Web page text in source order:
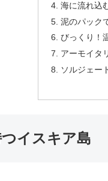
海に流れ込
泥のパック
びっくり！
アーモイタ
ソルジェー
イスキア島